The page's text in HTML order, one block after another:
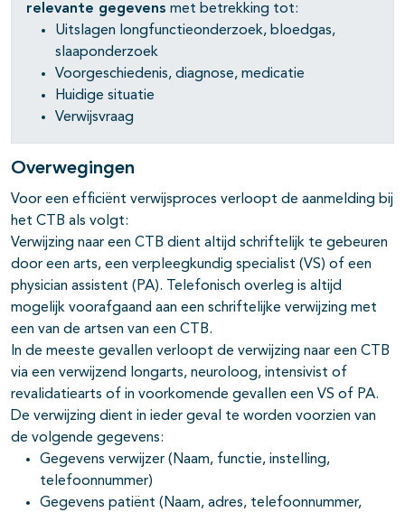
open- en dichtklappen
open- en dichtklappen
relevante gegevens met betrekking tot:
Uitslagen longfunctieonderzoek, bloedgas,
slaaponderzoek
Voorgeschiedenis, diagnose, medicatie
Huidige situatie
Verwijsvraag
Overwegingen
Voor een efficiënt verwijsproces verloopt de aanmelding bij
het CTB als volgt:
Verwijzing naar een CTB dient altijd schriftelijk te gebeuren
door een arts, een verpleegkundig specialist (VS) of een
physician assistent (PA). Telefonisch overleg is altijd
mogelijk voorafgaand aan een schriftelijke verwijzing met
een van de artsen van een CTB.
In de meeste gevallen verloopt de verwijzing naar een CTB
via een verwijzend longarts, neuroloog, intensivist of
revalidatiearts of in voorkomende gevallen een VS of PA.
De verwijzing dient in ieder geval te worden voorzien van
de volgende gegevens:
Gegevens verwijzer (Naam, functie, instelling,
telefoonnummer)
Gegevens patiënt (Naam, adres, telefoonnummer,